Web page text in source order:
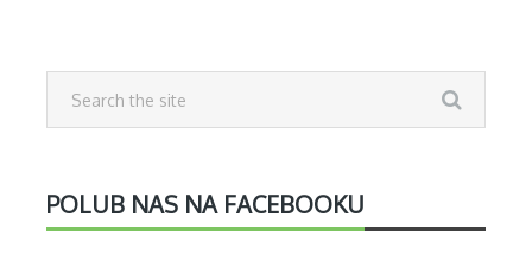
POLUB NAS NA FACEBOOKU